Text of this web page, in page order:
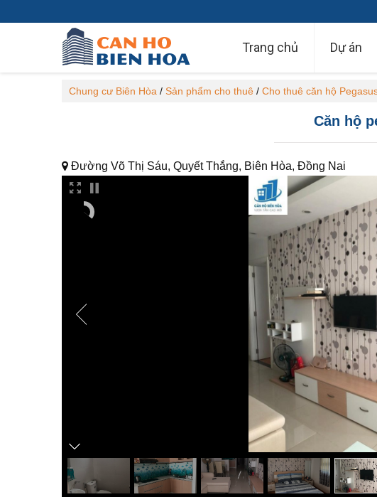
Trang chủ Dự án
Chung cư Biên Hòa / Sản phẩm cho thuê / Cho thuê căn hộ
Căn hộ
Đường Võ Thị Sáu, Quyết Thắng, Biên Hòa, Đồng Nai